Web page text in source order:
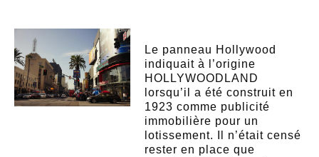
Le panneau Hollywood
indiquait à l’origine
HOLLYWOODLAND
lorsqu’il a été construit en
1923 comme publicité
immobilière pour un
lotissement. Il n’était censé
rester en place que